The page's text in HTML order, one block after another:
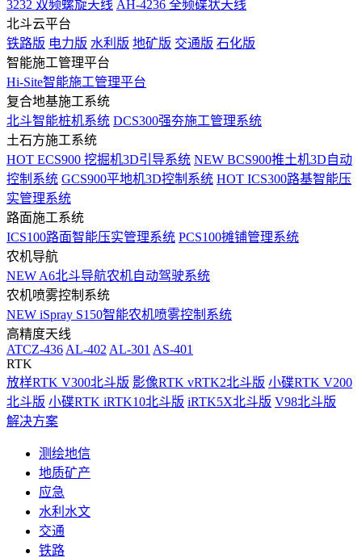
3232 双频螺旋天线 AH-4236 全频碟状天线
北斗云平台
铁路版 电力版 水利版 地矿版 交通版 石化版
智能施工管理平台
Hi-Site智能施工管理平台
复合地基施工系统
北斗智能桩机系统 DCS300强夯施工管理系统
土石方施工系统
HOT ECS900 挖掘机3D引导系统 NEW BCS900推土机3D自动
控制系统 GCS900平地机3D控制系统 HOT ICS300路基智能压
实管理系统
路面施工系统
ICS100路面智能压实管理系统 PCS100摊铺管理系统
农机导航
NEW A6北斗导航农机自动驾驶系统
农机喷雾控制系统
NEW iSpray S150智能农机喷雾控制系统
高精度天线
ATCZ-436 AL-402 AL-301 AS-401
RTK
放样RTK V300北斗版 影像RTK vRTK2北斗版 小碟RTK V200
北斗版 小碟RTK iRTK10北斗版 iRTK5X北斗版 V98北斗版
解决方案
测绘地信
地质矿产
应急
水利水文
交通
铁路